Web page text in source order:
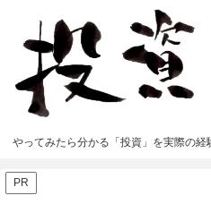
やってみたら分かる「投資」を実際の
PR